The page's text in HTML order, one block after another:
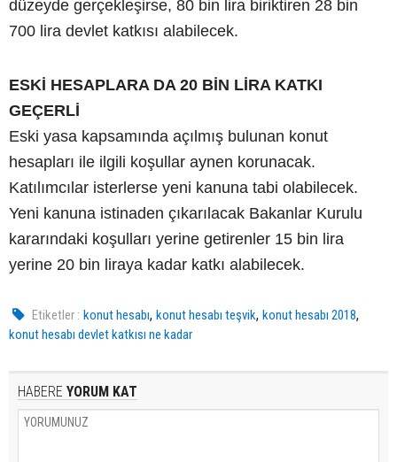
düzeyde gerçekleşirse, 80 bin lira biriktiren 28 bin
700 lira devlet katkısı alabilecek.
ESKİ HESAPLARA DA 20 BİN LİRA KATKI
GEÇERLİ
Eski yasa kapsamında açılmış bulunan konut
hesapları ile ilgili koşullar aynen korunacak.
Katılımcılar isterlerse yeni kanuna tabi olabilecek.
Yeni kanuna istinaden çıkarılacak Bakanlar Kurulu
kararındaki koşulları yerine getirenler 15 bin lira
yerine 20 bin liraya kadar katkı alabilecek.
Etiketler : konut hesabı,konut hesabı teşvik,konut hesabı 2018,
konut hesabı devlet katkısı ne kadar
HABERE YORUM KAT